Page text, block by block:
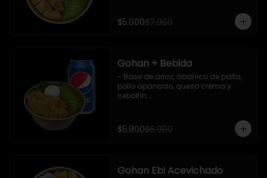
$5.000$7.900
Gohan + Bebida
- Base de arroz, abanico de palta,
pollo apanado, queso crema y
cebollín.
**Imagen Referencial**
$5.900$6.900
Gohan Ebi Acevichado